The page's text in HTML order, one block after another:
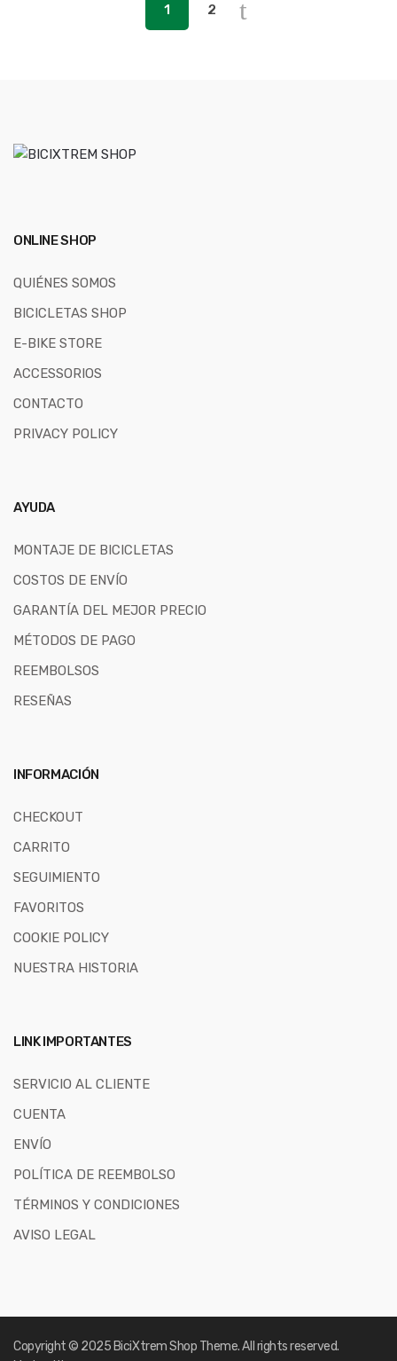
1 2
ONLINE SHOP
QUIÉNES SOMOS
BICICLETAS SHOP
E-BIKE STORE
ACCESSORIOS
CONTACTO
PRIVACY POLICY
AYUDA
MONTAJE DE BICICLETAS
COSTOS DE ENVÍO
GARANTÍA DEL MEJOR PRECIO
MÉTODOS DE PAGO
REEMBOLSOS
RESEÑAS
INFORMACIÓN
CHECKOUT
CARRITO
SEGUIMIENTO
FAVORITOS
COOKIE POLICY
NUESTRA HISTORIA
LINK IMPORTANTES
SERVICIO AL CLIENTE
CUENTA
ENVÍO
POLÍTICA DE REEMBOLSO
TÉRMINOS Y CONDICIONES
AVISO LEGAL
Copyright © 2025 BiciXtrem Shop Theme. All rights reserved.